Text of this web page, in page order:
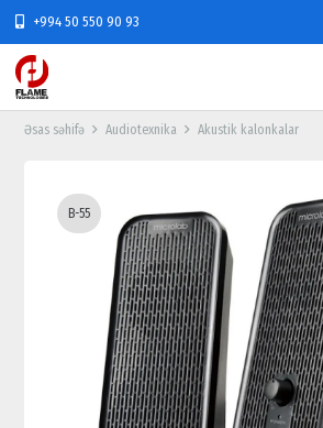
+994 50 550 90 93
Əsas səhifə Audiotexnika Akustik kalonkalar
B-55